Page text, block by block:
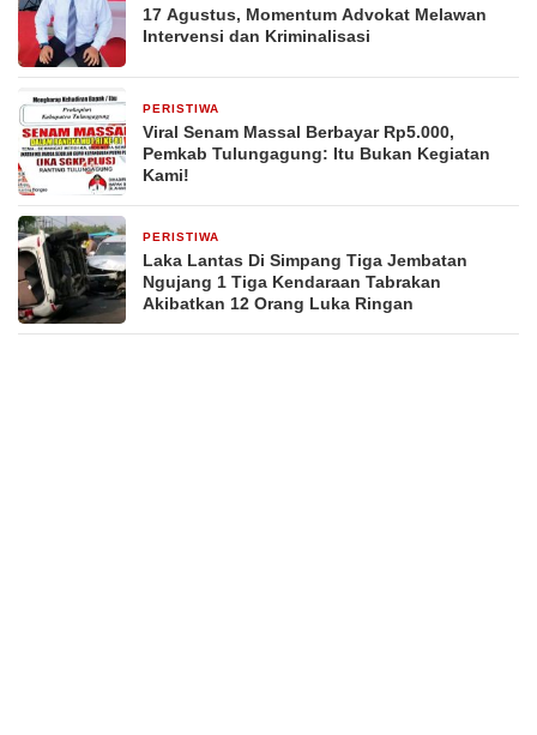
17 Agustus, Momentum Advokat Melawan
Intervensi dan Kriminalisasi
PERISTIWA
Viral Senam Massal Berbayar Rp5.000,
Pemkab Tulungagung: Itu Bukan Kegiatan
Kami!
PERISTIWA
Laka Lantas Di Simpang Tiga Jembatan
Ngujang 1 Tiga Kendaraan Tabrakan
Akibatkan 12 Orang Luka Ringan